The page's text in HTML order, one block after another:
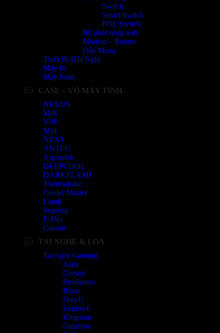
Switch
Smart Switch
POE Switch
Bộ phát sóng wifi
Modem – Router
Dây Mạng
Thiết Bị Hội Nghị
Máy In
Máy Scan
CASE – VỎ MÁY TÍNH
NEXUS
MIK
VSP
MSI
NZXT
ANTEC
Xigmatek
DEEPCOOL
DARKFLASH
Thermaltake
Cooler Master
Lianli
Segotep
E-Dra
Corsair
TAI NGHE & LOA
Tai nghe Gaming
Asus
Corsair
Steelseries
Razer
DareU
Logitech
Kingston
Gigabyte